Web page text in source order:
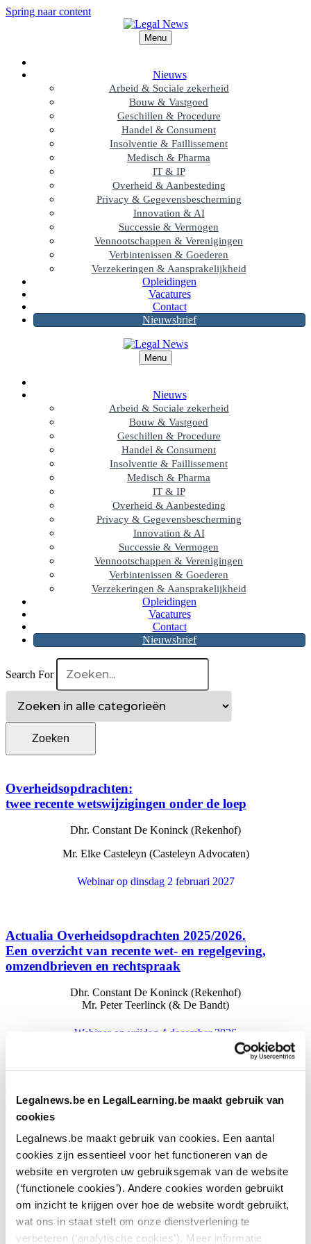
Legalnews.be en LegalLearning.be maakt gebruik van
cookies
Legalnews.be maakt gebruik van cookies. Een aantal
cookies zijn essentieel voor het functioneren van de
website en vergroten uw gebruiksgemak van de website
(‘functionele cookies’). Andere cookies worden gebruikt
om inzicht te krijgen over hoe de website wordt gebruikt,
wat ons in staat stelt om onze dienstverlening te
verbeteren (‘analytische cookies’). Meer informatie
Spring naar content
Menu
Nieuws
Arbeid & Sociale zekerheid
Bouw & Vastgoed
Geschillen & Procedure
Handel & Consument
Insolventie & Faillissement
Medisch & Pharma
IT & IP
Overheid & Aanbesteding
Privacy & Gegevensbescherming
Innovation & AI
Successie & Vermogen
Vennootschappen & Verenigingen
Verbintenissen & Goederen
Verzekeringen & Aansprakelijkheid
Opleidingen
Vacatures
Contact
Nieuwsbrief
Menu
Nieuws
Arbeid & Sociale zekerheid
Bouw & Vastgoed
Geschillen & Procedure
Handel & Consument
Insolventie & Faillissement
Medisch & Pharma
IT & IP
Overheid & Aanbesteding
Privacy & Gegevensbescherming
Innovation & AI
Successie & Vermogen
Vennootschappen & Verenigingen
Verbintenissen & Goederen
Verzekeringen & Aansprakelijkheid
Opleidingen
Vacatures
Contact
Nieuwsbrief
Search For
Overheidsopdrachten:
twee recente wetswijzigingen onder de loep
Dhr. Constant De Koninck (Rekenhof)
Mr. Elke Casteleyn (Casteleyn Advocaten)
Webinar op dinsdag 2 februari 2027
Actualia Overheidsopdrachten 2025/2026.
Een overzicht van recente wet- en regelgeving,
omzendbrieven en rechtspraak
Dhr. Constant De Koninck (Rekenhof)
Mr. Peter Teerlinck (& De Bandt)
Webinar op vrijdag 4 december 2026
te volgen bij LegalLearning?
Krijg toegang tot +250 opleidingen
Live & on demand webinars
Met tussenkomst van de kmo-portefeuille